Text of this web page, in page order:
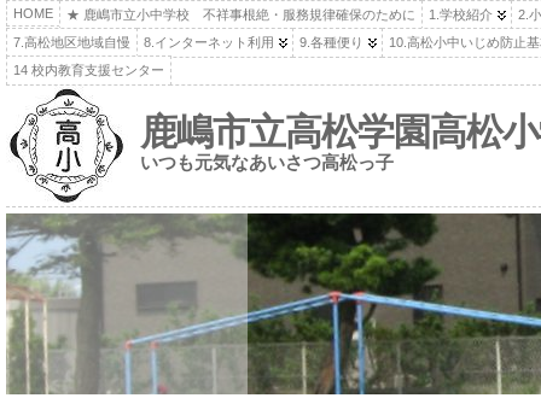
HOME ★ 鹿嶋市立小中学校 不祥事根絶・服務規律確保のために 1.学校紹介
2.
7.高松地区地域自慢
8.インターネット利用 9.各種便り
10.高松小中いじめ防止
14 校内教育支援センター
鹿嶋市立高松学園高松
いつも元気なあいさつ高松っ子